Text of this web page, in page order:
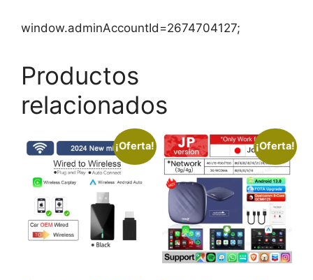
window.adminAccountId=2674704127;
Productos
relacionados
¡Oferta! ¡Oferta!